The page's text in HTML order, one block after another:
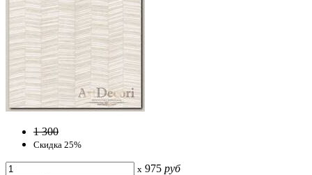
1 300
Скидка 25%
x 975 руб